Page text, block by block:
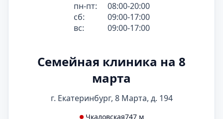
пн-пт:
08:00-20:00
сб:
09:00-17:00
вс:
09:00-17:00
Семейная клиника на 8
марта
г. Екатеринбург, 8 Марта, д. 194
Чкаловская747 м